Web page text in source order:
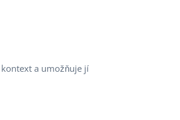
a umožňuje jí